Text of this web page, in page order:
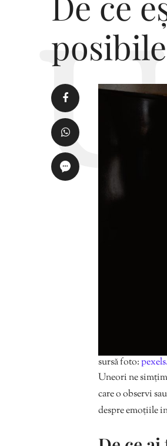
posibile
sursă foto:
Uneori ne
care o observi
despre emoțiile